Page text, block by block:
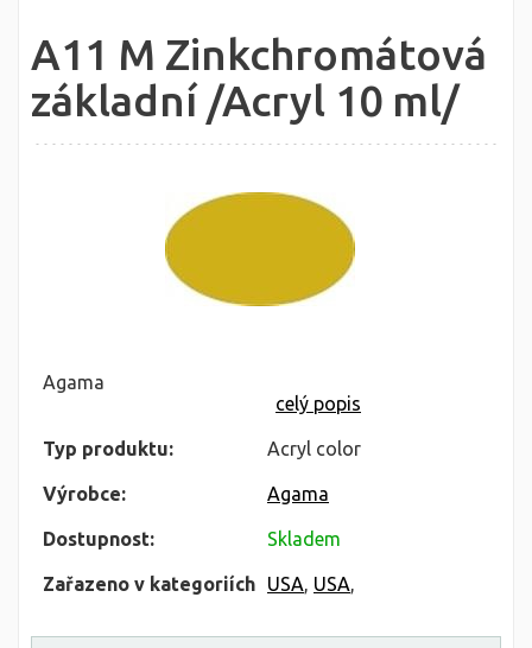
A11 M Zinkchromátová
základní /Acryl 10 ml/
Agama
celý popis
Typ produktu: Acryl color
Výrobce: Agama
Dostupnost: Skladem
Zařazeno v kategoriích USA, USA,